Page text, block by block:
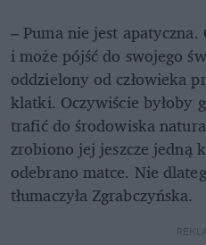
– Puma nie jest
i może pójść do swojego
oddzielony od człowieka
klatki. Oczywiście byłoby
trafić do środowiska
zrobiono jej jeszcze jedną
odebrano matce. Nie
tłumaczyła Zgrabczyńska.